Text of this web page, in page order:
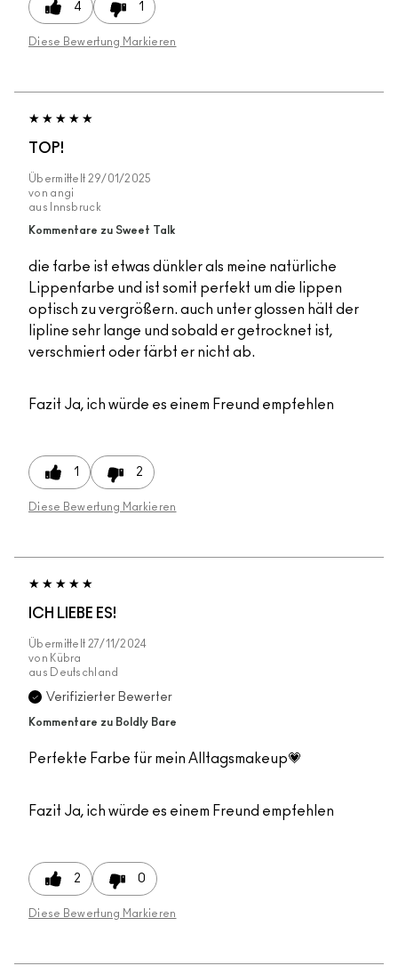
4 1
Diese Bewertung Markieren
TOP!
Übermittelt 29/01/2025
von angi
aus
Innsbruck
Kommentare zu Sweet Talk
die farbe ist etwas dünkler als meine natürliche
Lippenfarbe und ist somit perfekt um die lippen
optisch zu vergrößern. auch unter glossen hält der
lipline sehr lange und sobald er getrocknet ist,
verschmiert oder färbt er nicht ab.
Fazit Ja, ich würde es einem Freund empfehlen
1 2
Diese Bewertung Markieren
ICH LIEBE ES!
Übermittelt 27/11/2024
von Kübra
aus
Deutschland
Verifizierter Bewerter
Kommentare zu Boldly Bare
Perfekte Farbe für mein Alltagsmakeup💗
Fazit Ja, ich würde es einem Freund empfehlen
2 0
Diese Bewertung Markieren